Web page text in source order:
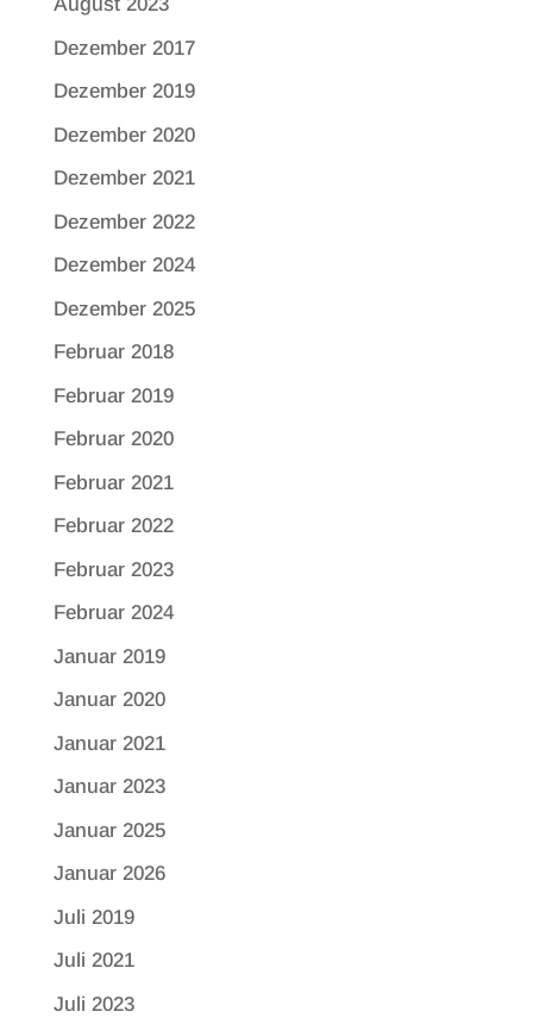
Dezember 2017
Dezember 2019
Dezember 2020
Dezember 2021
Dezember 2022
Dezember 2024
Dezember 2025
Februar 2018
Februar 2019
Februar 2020
Februar 2021
Februar 2022
Februar 2023
Februar 2024
Januar 2019
Januar 2020
Januar 2021
Januar 2023
Januar 2025
Januar 2026
Juli 2019
Juli 2021
Juli 2023